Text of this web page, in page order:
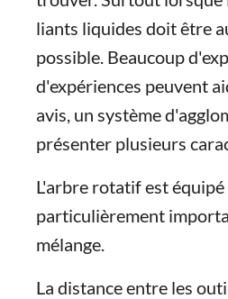
liants liquides doit être
possible. Beaucoup
d'expériences peuvent
avis, un système
présenter plusieurs
L'arbre rotatif est
particulièrement
mélange.
La distance entre les